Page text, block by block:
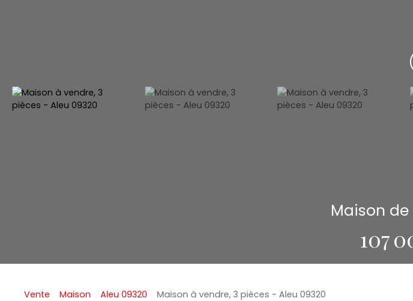
Maison
107
Vente Maison Aleu 09320 Maison à vendre, 3 pièces - Aleu 09320